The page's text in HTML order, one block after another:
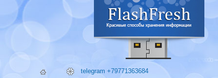
telegram +79771363684